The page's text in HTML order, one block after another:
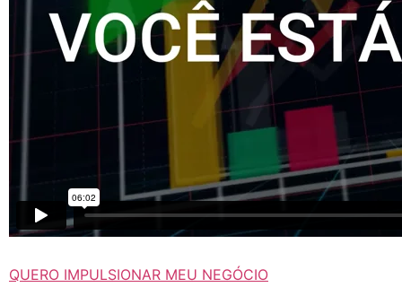
QUERO IMPULSIONAR MEU NEGÓCIO